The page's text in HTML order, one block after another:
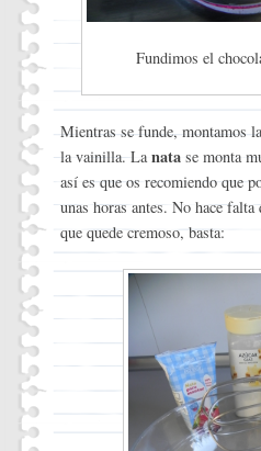
Fundimos el
Mientras se funde, montamos
la vainilla. Lanata se monta
así es que os recomiendo que
unas horas antes. No hace
que quede cremoso, basta: